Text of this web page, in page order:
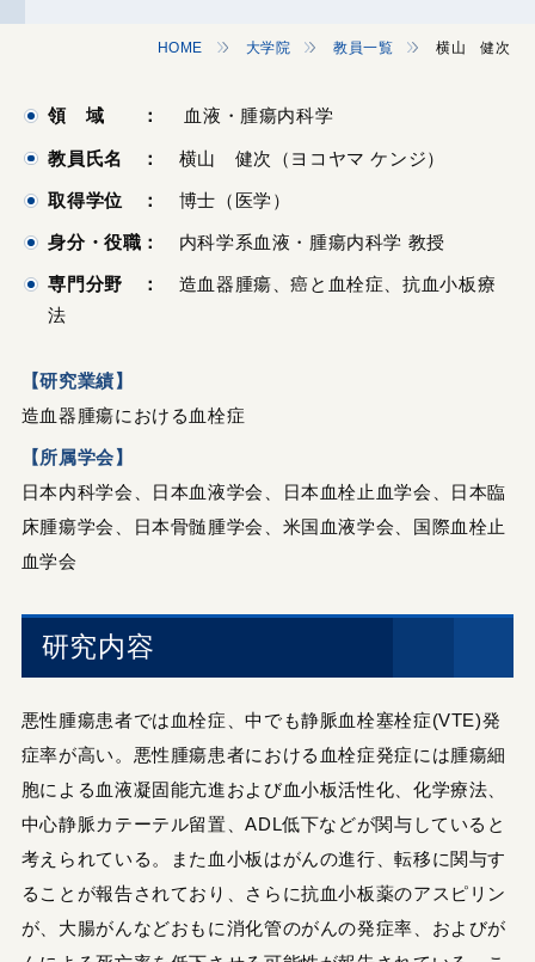
HOME 大学院 教員一覧 横山 健次
領 域 ： 血液・腫瘍内科学
教員氏名 ： 横山 健次（ヨコヤマ ケンジ）
取得学位 ： 博士（医学）
身分・役職： 内科学系血液・腫瘍内科学 教授
専門分野 ： 造血器腫瘍、癌と血栓症、抗血小板療
法
【研究業績】
造血器腫瘍における血栓症
【所属学会】
日本内科学会、日本血液学会、日本血栓止血学会、日本臨
床腫瘍学会、日本骨髄腫学会、米国血液学会、国際血栓止
血学会
研究内容
悪性腫瘍患者では血栓症、中でも静脈血栓塞栓症(VTE)発
症率が高い。悪性腫瘍患者における血栓症発症には腫瘍細
胞による血液凝固能亢進および血小板活性化、化学療法、
中心静脈カテーテル留置、ADL低下などが関与していると
考えられている。また血小板はがんの進行、転移に関与す
ることが報告されており、さらに抗血小板薬のアスピリン
が、大腸がんなどおもに消化管のがんの発症率、およびが